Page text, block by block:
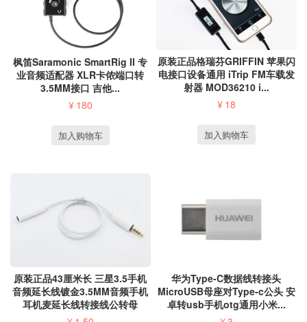
枫笛Saramonic SmartRig II 专
业音频适配器 XLR卡侬端口转
3.5MM接口 吉他...
¥ 180
加入购物车
原装正品格瑞芬GRIFFIN 苹果闪
电接口设备通用 iTrip FM车载发
射器 MOD36210 i...
¥ 18
加入购物车
原装正品43厘米长 三星3.5手机
音频延长线镀金3.5MM音频手机
耳机麦延长线转接线公转母
华为Type-C数据线转接头
MicroUSB母座对Type-c公头 安
卓转usb手机otg通用小米...